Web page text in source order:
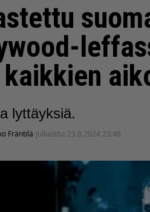
lyttäyksiä.
Fräntilä Julkaistu: 23.8.2024 23:48